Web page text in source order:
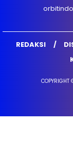
REDAKSI